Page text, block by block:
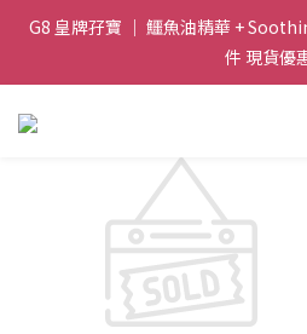
Magic Face Wash 洗面 「調皮水」
30ml | 快閃
G8 皇牌孖寶 ｜ 鱷魚油精華 +
件 現貨優
買滿 $1800 送支 洗面 「調皮水」 原
Magic Face Wash 洗面 「調皮水」
30ml | 快閃